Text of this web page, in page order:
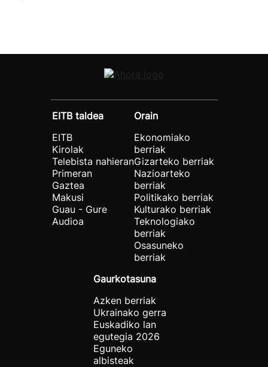
EITB taldea
EITB
Kirolak
Telebista nahieran
Primeran
Gaztea
Makusi
Guau - Gure
Audioa
Orain
Ekonomiako
berriak
Gizarteko berriak
Nazioarteko
berriak
Politikako berriak
Kulturako berriak
Teknologiako
berriak
Osasuneko
berriak
Gaurkotasuna
Azken berriak
Ukrainako gerra
Euskadiko lan
egutegia 2026
Eguneko
albisteak